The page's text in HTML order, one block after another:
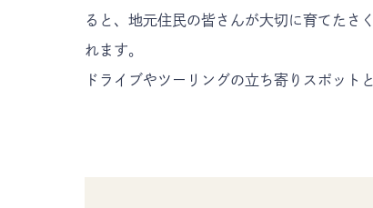
ると、地元住民の皆さんが大切に育てたさ
れます。
ドライブやツーリングの立ち寄りスポット